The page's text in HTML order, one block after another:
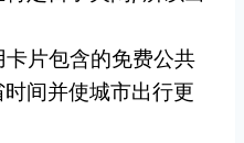
卡片包含的免费公共
间并使城市出行更